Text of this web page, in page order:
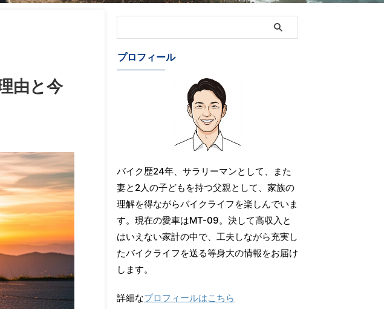
由と今
プロフィール
バイク歴24年、サラリーマンとして、また
妻と2人の子どもを持つ父親として、家族の
理解を得ながらバイクライフを楽しんでいま
す。現在の愛車はMT-09。決して高収入と
はいえない家計の中で、工夫しながら充実し
たバイクライフを送る等身大の情報をお届け
します。
詳細なプロフィールはこちら